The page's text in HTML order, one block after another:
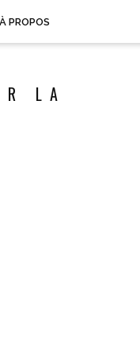
À PROPOS
LA